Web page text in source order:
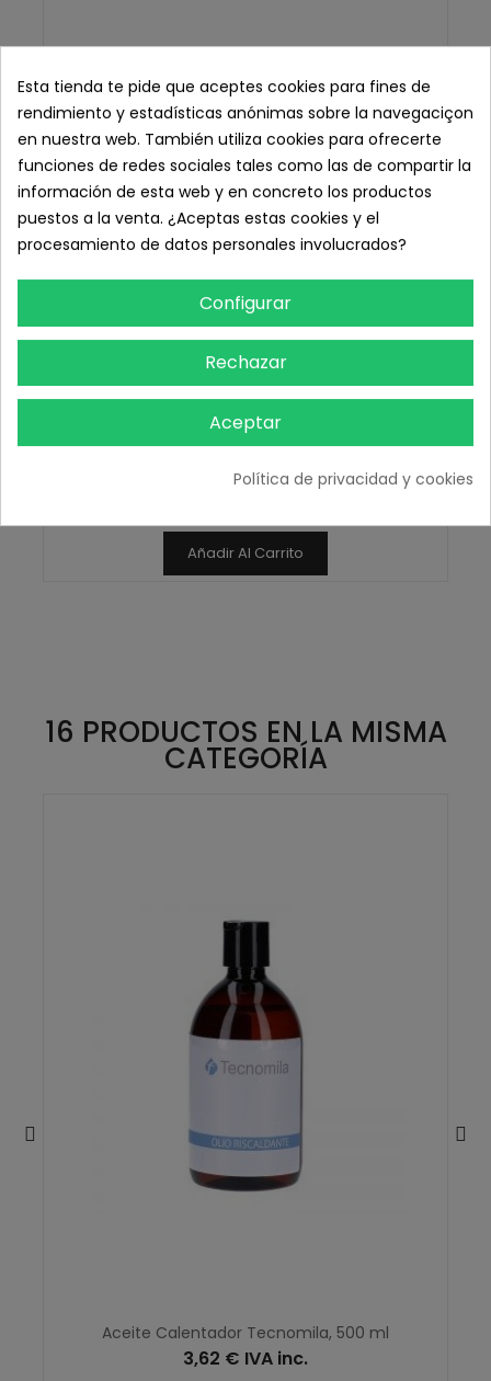
Bolsa Presoterapia 100 ud.
14,50 € IVA inc.
Añadir Al Carrito
16 PRODUCTOS EN LA MISMA
CATEGORÍA
Aceite Calentador Tecnomila, 500 ml
3,62 € IVA inc.
Esta tienda te pide que aceptes cookies para fines de
rendimiento y estadísticas anónimas sobre la navegaciçon
en nuestra web. También utiliza cookies para ofrecerte
funciones de redes sociales tales como las de compartir la
información de esta web y en concreto los productos
puestos a la venta. ¿Aceptas estas cookies y el
procesamiento de datos personales involucrados?
Configurar
Rechazar
Aceptar
Política de privacidad y cookies